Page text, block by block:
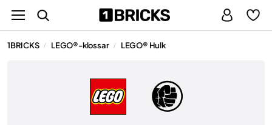
1BRICKS / LEGO®-klossar / LEGO® Hulk